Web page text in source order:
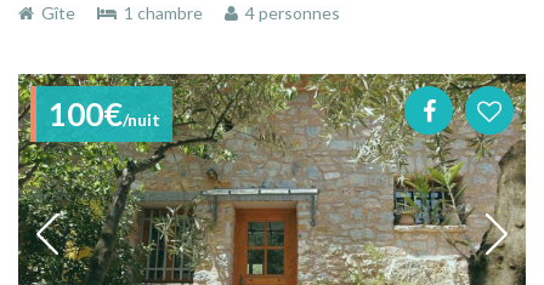
Gîte
1 chambre 4 personnes
100€/nuit